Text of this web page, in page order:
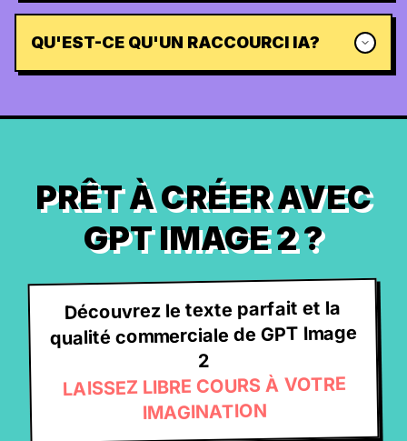
QU'EST-CE QU'UN RACCOURCI IA?
PRÊT À CRÉER AVEC
GPT IMAGE 2 ?
Découvrez le texte parfait et la
qualité commerciale de GPT Image
2
LAISSEZ LIBRE COURS À VOTRE
IMAGINATION